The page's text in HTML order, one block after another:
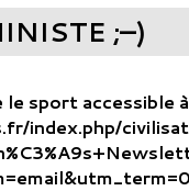
;–)
sport accessible
index.php/